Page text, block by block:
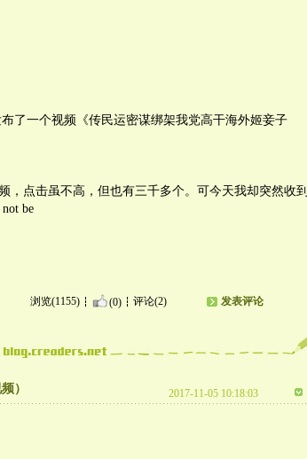
了一个视频《传民运密谋绑架我党高干海外姬妾子
，点击虽不高，但也有三千多个。可今天我却突然收到
be
浏览(1155) (0) 评论(2) 发表评论
） 2017-11-05 10:18:03